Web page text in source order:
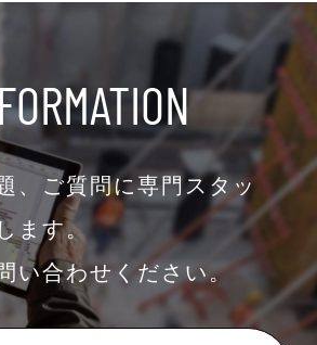
、ご質問に専門スタッ
ます。
い合わせください。